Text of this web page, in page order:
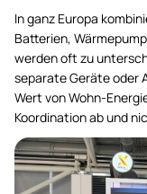
In ganz Europa
Batterien,
werden oft zu
separate Geräte oder
Wert von Wohn-
Koordination ab und